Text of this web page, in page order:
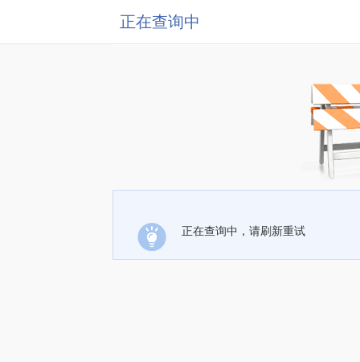
正在查询中
正在查询中，请刷新重试